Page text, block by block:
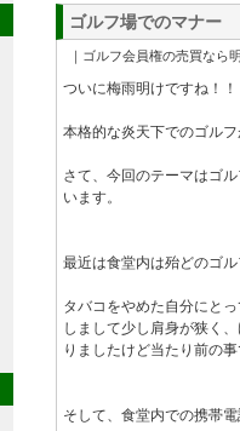
ゴルフ場でのマナー
｜ゴルフ会員権の売買なら
ついに梅雨明けですね！！
本格的な炎天下でのゴル
さて、今回のテーマはゴ
います。
最近は食堂内は殆どのゴ
タバコをやめた自分にと
しまして少し肩身が狭く
りましたけど当たり前の
そして、食堂内での携帯電